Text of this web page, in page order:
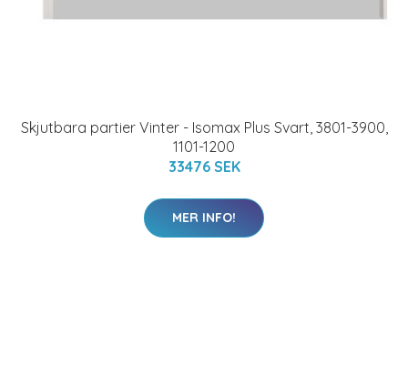
Skjutbara partier Vinter - Isomax Plus Svart, 3801-3900,
1101-1200
33476 SEK
MER INFO!